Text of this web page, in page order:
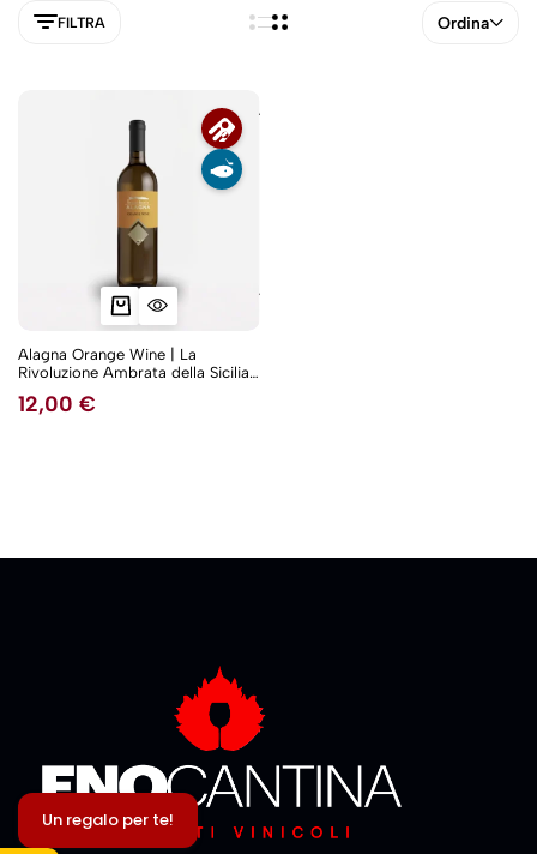
FILTRA Ordina
Alagna Orange Wine | La
Rivoluzione Ambrata della Sicilia:
Autentica, Zero Compromessi
12,00 €
5NEW
Un regalo per te!